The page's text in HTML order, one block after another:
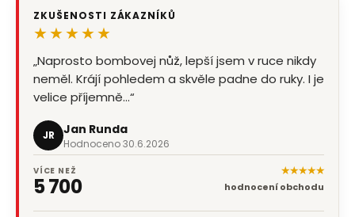
ZKUŠENOSTI ZÁKAZNÍKŮ
★★★★★
„Naprosto bombovej nůž, lepší jsem v ruce nikdy
neměl. Krájí pohledem a skvěle padne do ruky. I je
velice příjemně…“
JR Jan Runda
Hodnoceno 30.6.2026
VÍCE NEŽ
5 700
★★★★★
hodnocení obchodu